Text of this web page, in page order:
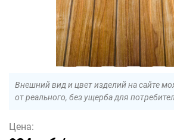
Внешний вид и цвет изделий на сайте
от реального, без ущерба для
Цена: